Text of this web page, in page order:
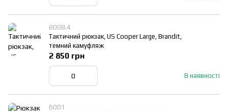
8008.4
Тактичний рюкзак, US Cooper Large, Brandit,
темний камуфляж
В наявності
2 850 грн
6001